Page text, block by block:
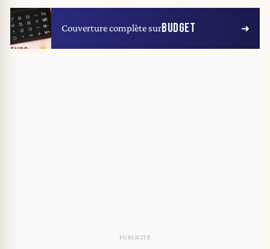
Couverture complète surBUDGET